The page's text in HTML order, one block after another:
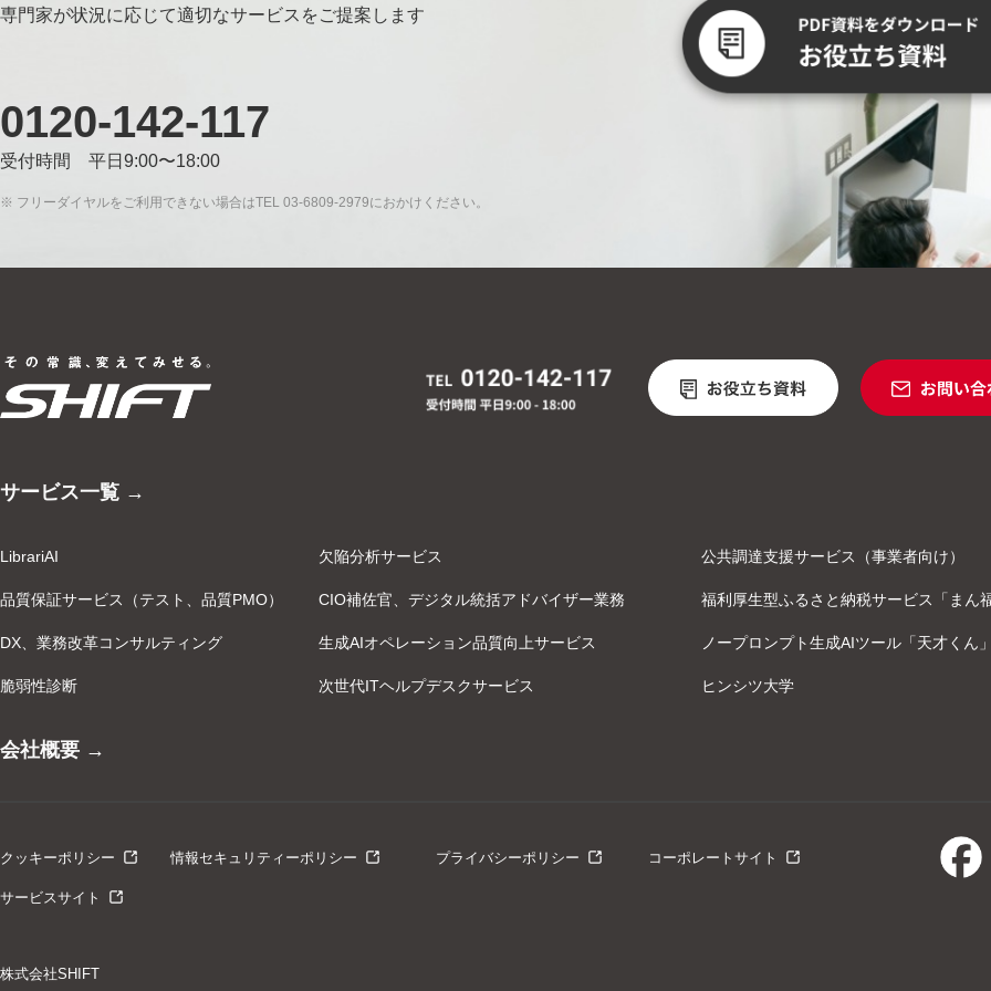
専門家が状況に応じて適切なサービスをご提案します
0120-142-117
受付時間 平日9:00〜18:00
※ フリーダイヤルをご利用できない場合はTEL 03-6809-2979におかけください。
サービス一覧 →
LibrariAI
品質保証サービス（テスト、品質PMO）
DX、業務改革コンサルティング
脆弱性診断
欠陥分析サービス
CIO補佐官、デジタル統括アドバイザー業務
生成AIオペレーション品質向上サービス
次世代ITヘルプデスクサービス
公共調達支援サービス（事業者向け）
福利厚生型ふるさと納税サービス「まん
ノープロンプト生成AIツール「天才くん
ヒンシツ大学
会社概要 →
クッキーポリシー 情報セキュリティーポリシー プライバシーポリシー コーポレートサイト
サービスサイト
株式会社SHIFT